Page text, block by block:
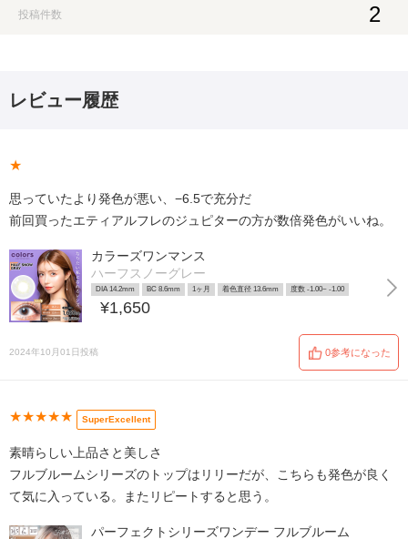
投稿件数 2
レビュー履歴
★
思っていたより発色が悪い、−6.5で充分だ
前回買ったエティアルフレのジュピターの方が数倍発色がいいね。
カラーズワンマンス
ハーフスノーグレー
DIA 14.2mm BC 8.6mm 1ヶ月 着色直径 13.6mm 度数 -1.00~ -1.00
¥1,650
2024年10月01日投稿 0参考になった
★★★★★ SuperExcellent
素晴らしい上品さと美しさ
フルブルームシリーズのトップはリリーだが、こちらも発色が良く
て気に入っている。またリピートすると思う。
パーフェクトシリーズワンデー フルブルーム